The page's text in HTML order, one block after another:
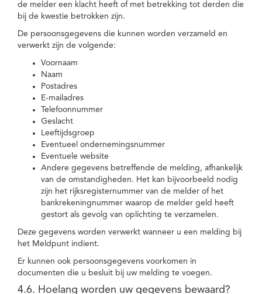
de melder een klacht heeft of met betrekking tot derden die
bij de kwestie betrokken zijn.
De persoonsgegevens die kunnen worden verzameld en
verwerkt zijn de volgende:
Voornaam
Naam
Postadres
E-mailadres
Telefoonnummer
Geslacht
Leeftijdsgroep
Eventueel ondernemingsnummer
Eventuele website
Andere gegevens betreffende de melding, afhankelijk
van de omstandigheden. Het kan bijvoorbeeld nodig
zijn het rijksregisternummer van de melder of het
bankrekeningnummer waarop de melder geld heeft
gestort als gevolg van oplichting te verzamelen.
Deze gegevens worden verwerkt wanneer u een melding bij
het Meldpunt indient.
Er kunnen ook persoonsgegevens voorkomen in
documenten die u besluit bij uw melding te voegen.
4.6. Hoelang worden uw gegevens bewaard?